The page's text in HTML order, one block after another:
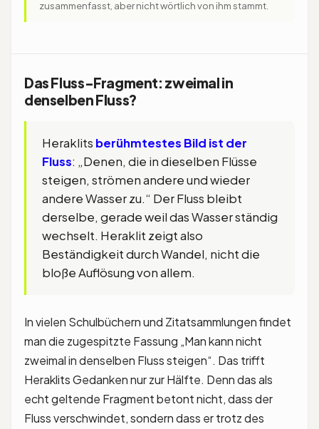
zusammenfasst, aber nicht wörtlich von ihm stammt.
Das Fluss-Fragment: zweimal in
denselben Fluss?
Heraklits berühmtestes Bild ist der
Fluss: „Denen, die in dieselben Flüsse
steigen, strömen andere und wieder
andere Wasser zu.“ Der Fluss bleibt
derselbe, gerade weil das Wasser ständig
wechselt. Heraklit zeigt also
Beständigkeit durch Wandel, nicht die
bloße Auflösung von allem.
In vielen Schulbüchern und Zitatsammlungen findet
man die zugespitzte Fassung „Man kann nicht
zweimal in denselben Fluss steigen“. Das trifft
Heraklits Gedanken nur zur Hälfte. Denn das als
echt geltende Fragment betont nicht, dass der
Fluss verschwindet, sondern dass er trotz des